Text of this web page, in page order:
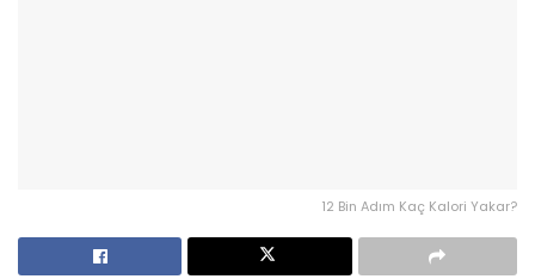
12 Bin Adım Kaç Kalori Yakar?